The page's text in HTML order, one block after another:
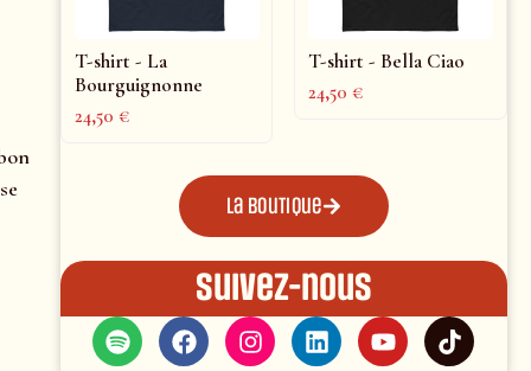
T-shirt - La
Bourguignonne
24,50 €
T-shirt - Bella Ciao
24,50€
La boutique
Suivez-nous